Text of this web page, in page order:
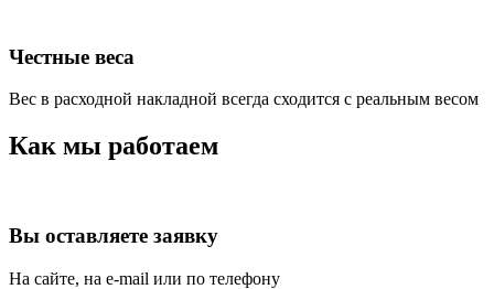
Честные веса
Вес в расходной накладной всегда сходится с реальным весом
Как мы работаем
Вы оставляете заявку
На сайте, на e-mail или по телефону